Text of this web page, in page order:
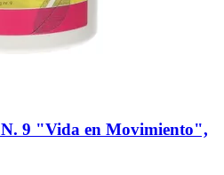
N. 9 "Vida en Movimiento",